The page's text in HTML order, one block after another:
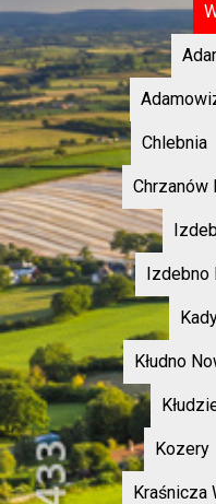
Chlebnia
Chrzanów
Izdebno
Kłudno
Kozery
Kraśnicza